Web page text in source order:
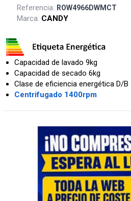
Referencia: ROW4966DWMCT
Marca: CANDY
Capacidad de lavado 9kg
Capacidad de secado 6kg
Clase de eficiencia energética D/B
Centrifugado 1400rpm